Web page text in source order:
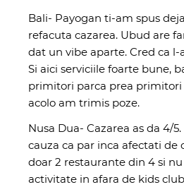
Bali- Payogan ti-am spus
refacuta cazarea. Ubud are
dat un vibe aparte. Cred ca
Si aici serviciile foarte bune,
primitori parca prea primitori
acolo am trimis poze.
Nusa Dua- Cazarea as da 4/
cauza ca par inca afectati de
doar 2 restaurante din 4 si
activitate in afara de kids